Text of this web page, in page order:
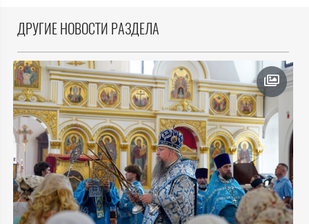
ДРУГИЕ НОВОСТИ РАЗДЕЛА